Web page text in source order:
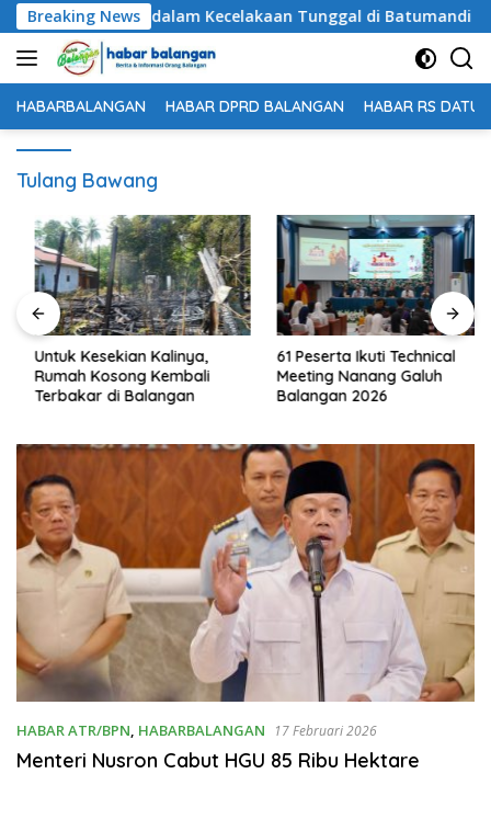
Langsung
ke
konten
Breaking News
Dunia dalam Kecelakaan Tunggal di Batumandi
HABARBALANGAN HABAR DPRD BALANGAN HABAR RS DATU
Tulang Bawang
Untuk Kesekian Kalinya,
Rumah Kosong Kembali
Terbakar di Balangan
61 Peserta Ikuti Technical
Meeting Nanang Galuh
Balangan 2026
HABAR ATR/BPN, HABARBALANGAN 17 Februari 2026
Menteri Nusron Cabut HGU 85 Ribu Hektare